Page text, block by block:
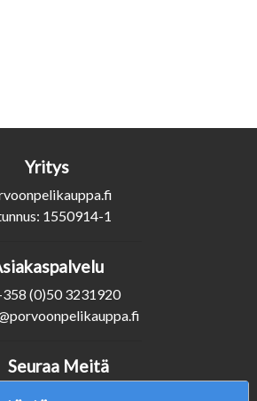
Yritys
1550914-1
(0)50 3231920
Seuraa Meitä